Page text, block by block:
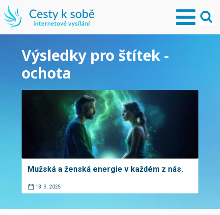
Výsledky pro štítek -
ochota
Mužská a ženská energie v každém z nás.
13. 9. 2025